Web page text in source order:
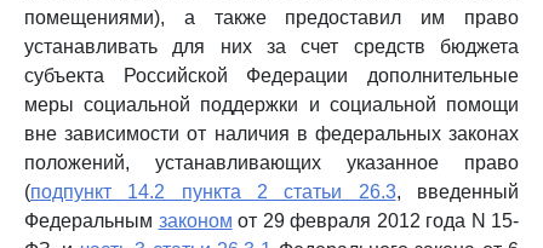
помещениями), а также предоставил им право
устанавливать для них за счет средств бюджета
субъекта Российской Федерации дополнительные
меры социальной поддержки и социальной помощи
вне зависимости от наличия в федеральных законах
положений, устанавливающих указанное право
(подпункт 14.2 пункта 2 статьи 26.3, введенный
Федеральным законом от 29 февраля 2012 года N 15-